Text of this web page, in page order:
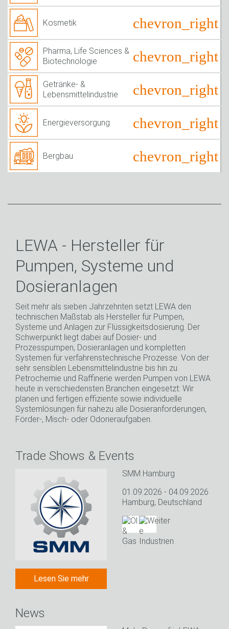
Kosmetik
Pharma, Life Sciences &
Biotechnologie
Getränke- &
Lebensmittelindustrie
Energieversorgung
Bergbau
LEWA - Hersteller für
Pumpen, Systeme und
Dosieranlagen
Seit mehr als sieben Jahrzehnten setzt LEWA den
technischen Maßstab als Hersteller für Pumpen,
Systeme und Anlagen zur Flüssigkeitsdosierung. Der
Schwerpunkt liegt dabei auf Dosier- und
Prozesspumpen, Dosieranlagen und kompletten
Systemen für verfahrenstechnische Prozesse. Von der
sehr sensiblen Lebensmittelindustrie bis hin zu
Petrochemie und Raffinerie werden Pumpen von LEWA
heute in verschiedensten Branchen eingesetzt: Wir
planen und fertigen effiziente sowie individuelle
Systemlösungen für nahezu alle Dosieranforderungen,
Förder-, Misch- oder Odorieraufgaben.
Trade Shows & Events
Lesen Sie mehr
SMM Hamburg
01.09.2026 - 04.09.2026
Hamburg, Deutschland
News